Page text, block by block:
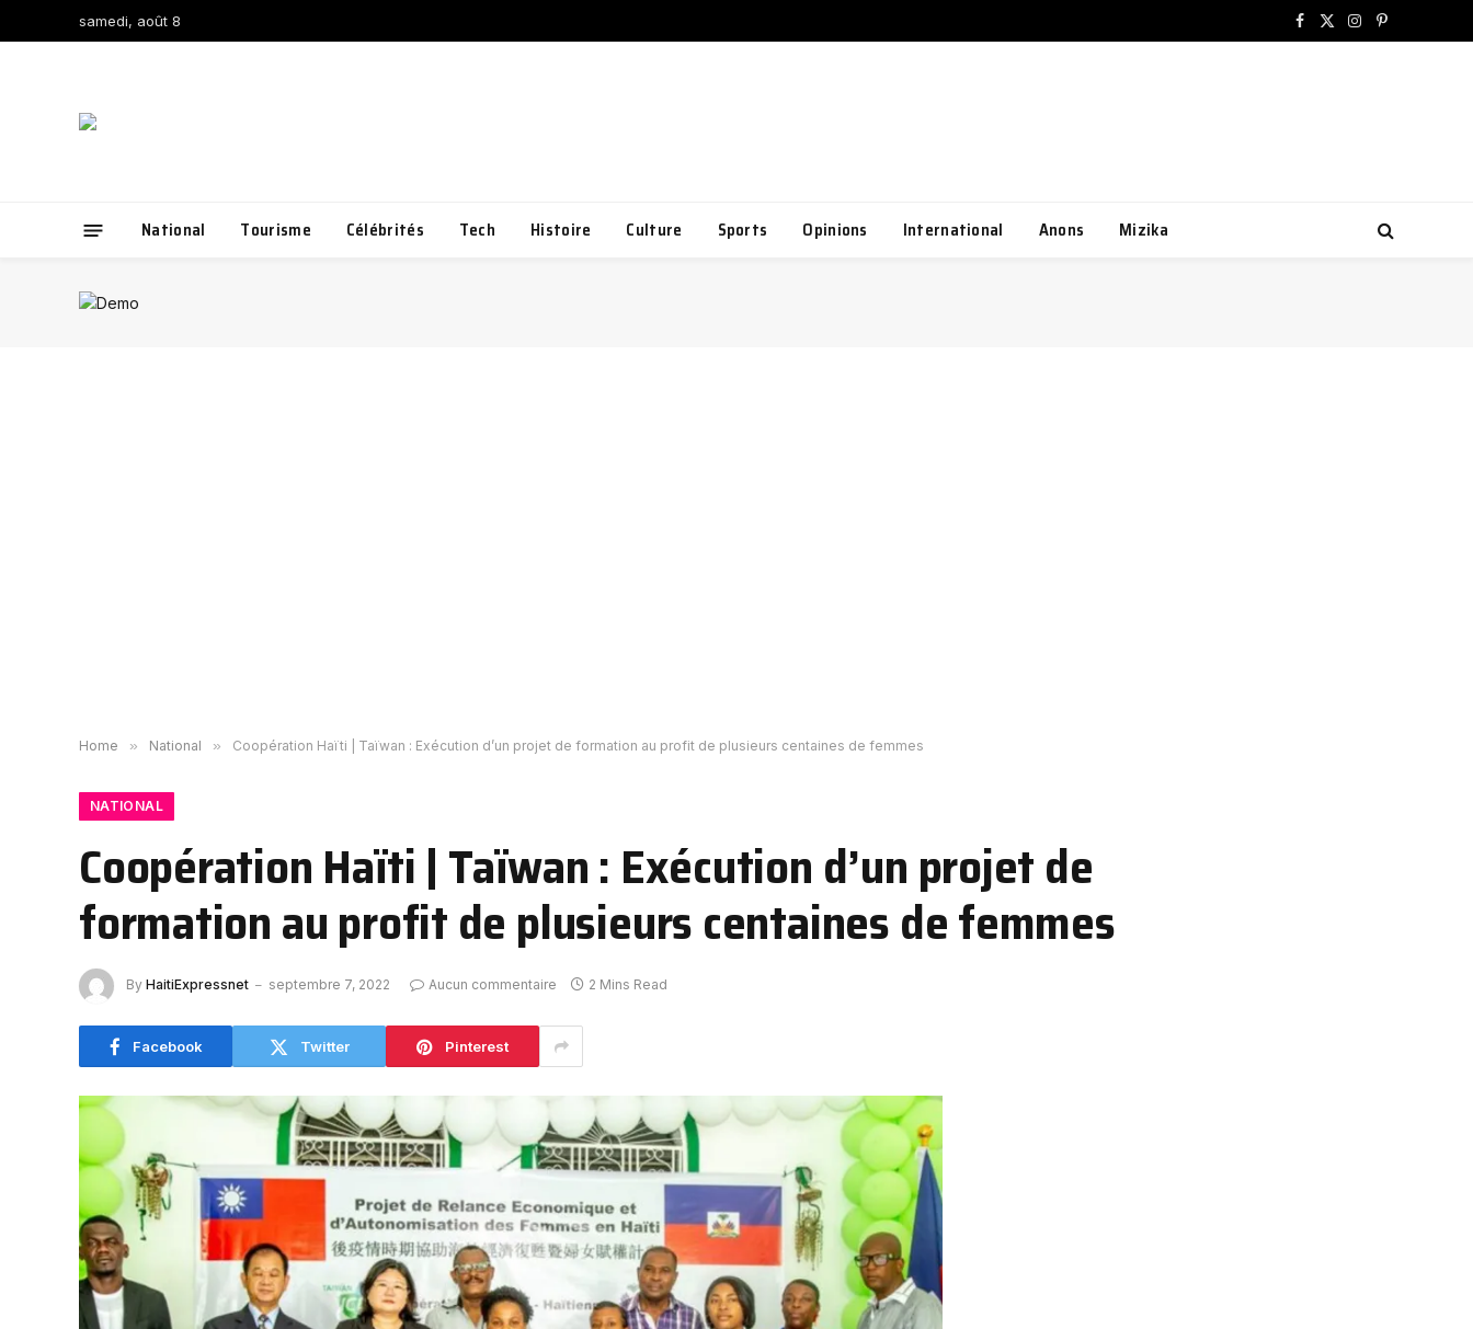
samedi, août 8
Facebook
X
Instagram
Pinterest
National Tourisme Célébrités Tech Histoire Culture Sports Opinions International Anons Mizika
Home » National » Coopération Haïti | Taïwan : Exécution d’un projet de formation au profit de plusieurs centaines de femmes
NATIONAL
Coopération Haïti | Taïwan : Exécution d’un projet de
formation au profit de plusieurs centaines de femmes
By HaitiExpressnet septembre 7, 2022 Aucun commentaire 2 Mins Read
Facebook Twitter Pinterest